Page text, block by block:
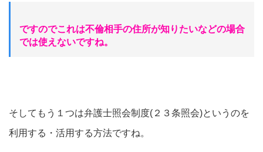
ですのでこれは不倫相手の住所が知りたいなどの場合
では使えないですね。
そしてもう１つは弁護士照会制度(２３条照会)というのを
利用する・活用する方法ですね。